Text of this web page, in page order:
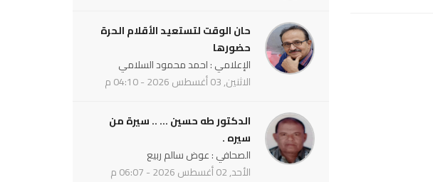
حان الوقت لتستعيد الأقلام الحرة
حضورها
الإعلامي : احمد محمود السلامي
الاثنين, 03 أغسطس 2026 - 04:10 م
الدكتور طه حسين ... .. سيرة من
سيره .
الصحافي : عوض سالم ربيع
الأحد, 02 أغسطس 2026 - 06:07 م